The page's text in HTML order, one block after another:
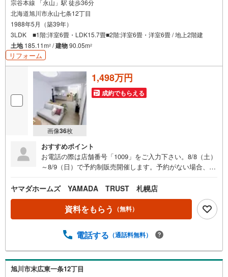
宗谷本線 「永山」駅 徒歩36分
北海道旭川市永山七条12丁目
1988年5月（築39年）
3LDK ■1階:洋室6畳・LDK15.7畳■2階:洋室6畳・洋室6畳 / 地上2階建
土地185.11m2 /建物90.05m2
リフォーム
画像36枚
1,498万円
成約でもらえる
おすすめポイント
お電話の際は店舗番号「1009」をご入力下さい。8/8（土）
～8/9（日）で予約制販売開催します。予約がない場合、販
完成≫※当社は仲介ではなく売主です【リフォーム内容】・
全部屋床フロアタイル上張り・全部屋クロス張替え・照明
器具交換・お風呂、トイレ、洗面台、キッチン、ボイラー
新品交換・外壁屋根塗装・建具交換【周辺環境】■永山西小
■ローソン 旭川永山十二丁目店:徒歩4分（284m）■イオン
西店:徒歩6分（475m）■ツルハドラッグ 永山6条店:徒歩6分
（439m）
ヤマダホームズ YAMADA TRUST 札幌店
資料をもらう （無料）
電話する （通話料無料）
旭川市末広東一条12丁目